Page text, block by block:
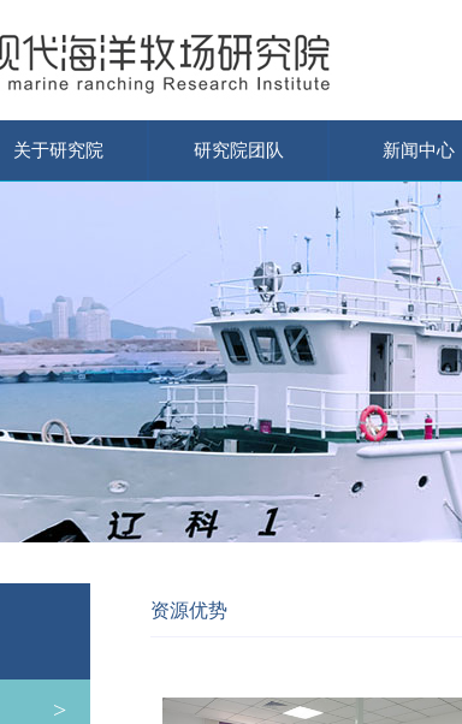
关于研究院 研究院团队 新闻中心
>
资源优势